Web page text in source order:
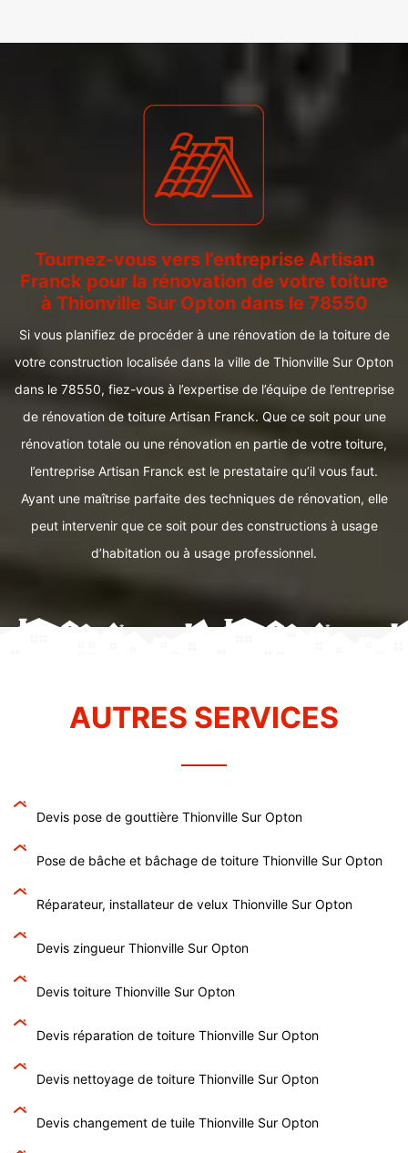
Tournez-vous vers l’entreprise Artisan
Franck pour la rénovation de votre toiture
à Thionville Sur Opton dans le 78550
Si vous planifiez de procéder à une rénovation de la toiture de
votre construction localisée dans la ville de Thionville Sur Opton
dans le 78550, fiez-vous à l’expertise de l’équipe de l’entreprise
de rénovation de toiture Artisan Franck. Que ce soit pour une
rénovation totale ou une rénovation en partie de votre toiture,
l’entreprise Artisan Franck est le prestataire qu’il vous faut.
Ayant une maîtrise parfaite des techniques de rénovation, elle
peut intervenir que ce soit pour des constructions à usage
d’habitation ou à usage professionnel.
AUTRES SERVICES
Devis pose de gouttière Thionville Sur Opton
Pose de bâche et bâchage de toiture Thionville Sur Opton
Réparateur, installateur de velux Thionville Sur Opton
Devis zingueur Thionville Sur Opton
Devis toiture Thionville Sur Opton
Devis réparation de toiture Thionville Sur Opton
Devis nettoyage de toiture Thionville Sur Opton
Devis changement de tuile Thionville Sur Opton